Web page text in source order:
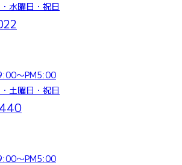
水曜日・祝日
〜PM5:00
土曜日・祝日
〜PM5:00